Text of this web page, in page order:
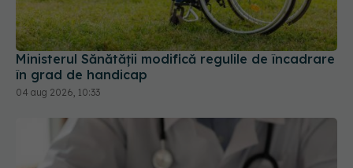
Ministerul Sănătății modifică regulile de încadrare
în grad de handicap
04 aug 2026, 10:33